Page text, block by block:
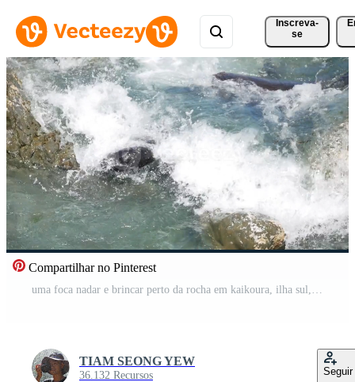
Inscreva-
se
Compartilhar no Pinterest
uma foca nadar e brincar perto da rocha em kaikoura, ilha sul, nova zelândia Vídeo Pro
TIAM SEONG YEW
36.132 Recursos Seguir